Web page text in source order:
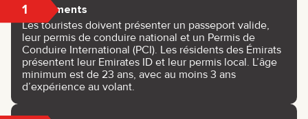
1 Documents
Les touristes doivent présenter un passeport valide,
leur permis de conduire national et un Permis de
Conduire International (PCI). Les résidents des Émirats
présentent leur Emirates ID et leur permis local. L’âge
minimum est de 23 ans, avec au moins 3 ans
d’expérience au volant.